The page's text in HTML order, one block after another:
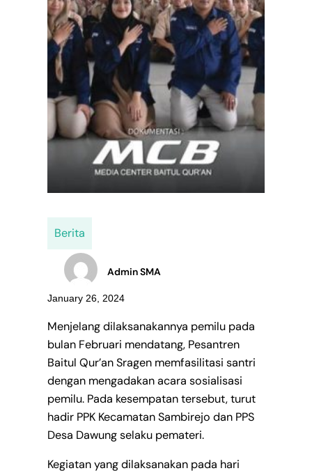
Berita
Admin SMA
January 26, 2024
Menjelang dilaksanakannya pemilu pada
bulan Februari mendatang, Pesantren
Baitul Qur’an Sragen memfasilitasi santri
dengan mengadakan acara sosialisasi
pemilu. Pada kesempatan tersebut, turut
hadir PPK Kecamatan Sambirejo dan PPS
Desa Dawung selaku pemateri.
Kegiatan yang dilaksanakan pada hari